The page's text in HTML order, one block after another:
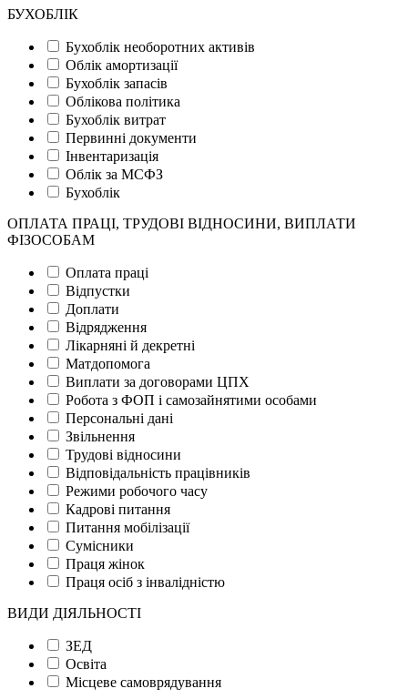
БУХОБЛІК
Бухоблік необоротних активів
Облік амортизації
Бухоблік запасів
Облікова політика
Бухоблік витрат
Первинні документи
Інвентаризація
Облік за МСФЗ
Бухоблік
ОПЛАТА ПРАЦІ, ТРУДОВІ ВІДНОСИНИ, ВИПЛАТИ
ФІЗОСОБАМ
Оплата праці
Відпустки
Доплати
Відрядження
Лікарняні й декретні
Матдопомога
Виплати за договорами ЦПХ
Робота з ФОП і самозайнятими особами
Персональні дані
Звільнення
Трудові відносини
Відповідальність працівників
Режими робочого часу
Кадрові питання
Питання мобілізації
Сумісники
Праця жінок
Праця осіб з інвалідністю
ВИДИ ДІЯЛЬНОСТІ
ЗЕД
Освіта
Місцеве самоврядування